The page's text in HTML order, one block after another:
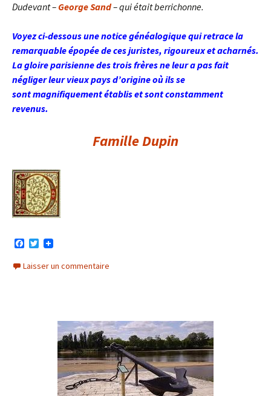
Dudevant – George Sand– qui était berrichonne.
Voyez ci-dessous une notice généalogique qui retrace la
remarquable épopée de ces juristes, rigoureux et acharnés.
La gloire parisienne des trois frères ne leur a pas fait
négliger leur vieux pays d’origine où ils se
sont magnifiquement établis et sont constamment
revenus.
Famille Dupin
c
e
T
i
t
Laisser un commentaire